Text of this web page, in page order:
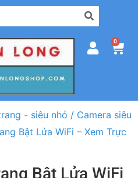
0
- siêu nhỏ / Camera siêu
Bật Lửa WiFi – Xem Trực
Bật Lửa WiFi